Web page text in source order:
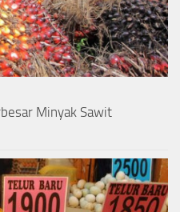
Minyak Sawit